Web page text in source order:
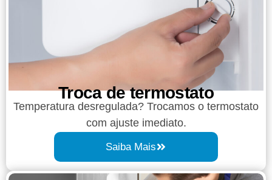
Troca de termostato
Temperatura desregulada? Trocamos o termostato
com ajuste imediato.
Saiba Mais